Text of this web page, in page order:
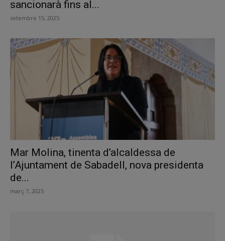
sancionarà fins al...
setembre 15, 2025
Mar Molina, tinenta d’alcaldessa de
l’Ajuntament de Sabadell, nova presidenta
de...
març 7, 2025